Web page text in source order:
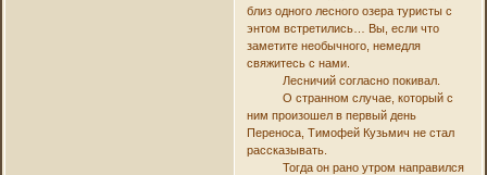
близ одного лесного озера туристы с
энтом встретились… Вы, если что
заметите необычного, немедля
свяжитесь с нами.
Лесничий согласно покивал.
О странном случае, который с
ним произошел в первый день
Переноса, Тимофей Кузьмич не стал
рассказывать.
Тогда он рано утром направился